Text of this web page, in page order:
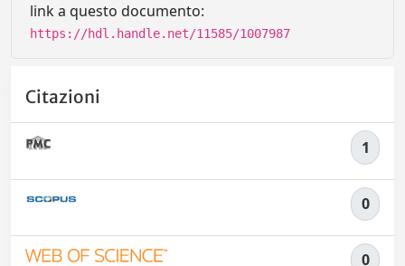
link a questo documento:
https://hdl.handle.net/11585/1007987
Citazioni
1
0
0